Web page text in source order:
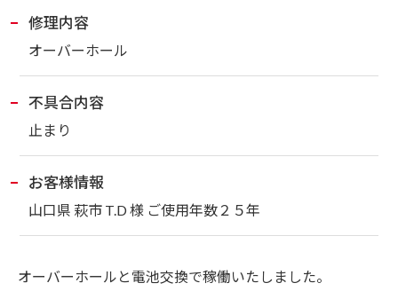
修理内容
オーバーホール
不具合内容
止まり
お客様情報
山口県 萩市 T.D 様 ご使用年数２５年
オーバーホールと電池交換で稼働いたしました。